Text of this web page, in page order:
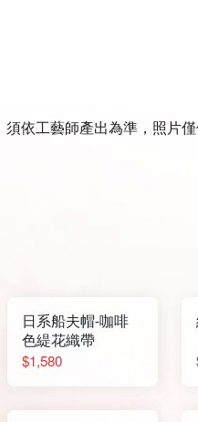
依工藝師產出為準，照片僅
日系船夫帽-咖啡
色緹花織帶
$1,580